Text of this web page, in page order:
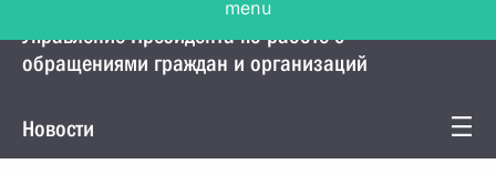
Управление Президента по работе с
обращениями граждан и организаций
Новости